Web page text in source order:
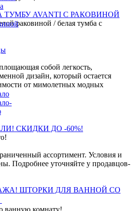
ТУМБУ AVANTI С РАКОВИНОЙ
раковиной / белая тумба с
собой легкость,
дизайн, который остается
от мимолетных модных
СКИДКИ ДО -60%!
ассортимент. Условия и
Подробнее уточняйте у продавцов-
ШТОРКИ ДЛЯ ВАННОЙ СО
ванную комнату!